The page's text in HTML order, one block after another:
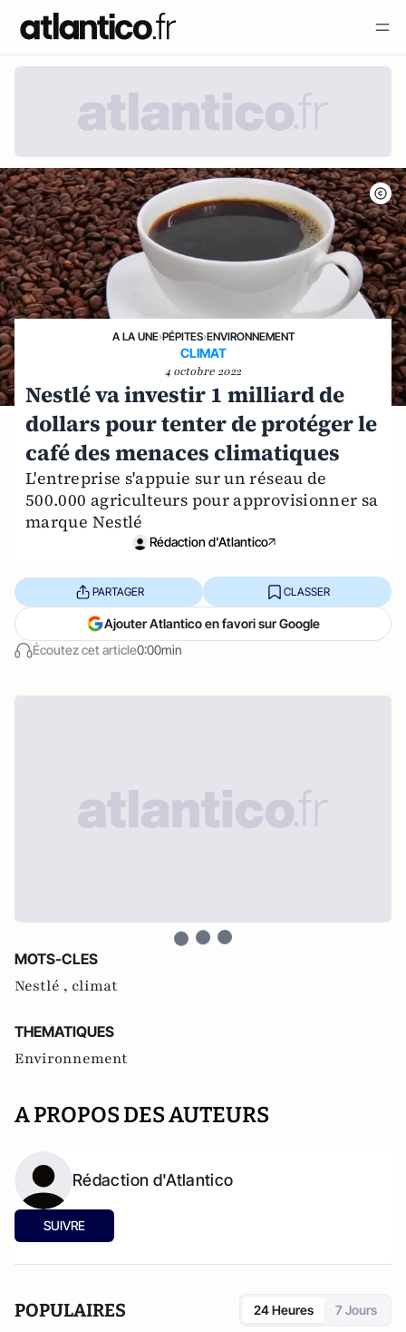
A LA UNE›PÉPITES›ENVIRONNEMENT
CLIMAT
4 octobre 2022
Nestlé va investir 1 milliard de
dollars pour tenter de protéger le
café des menaces climatiques
L'entreprise s'appuie sur un réseau de
500.000 agriculteurs pour approvisionner sa
marque Nestlé
Rédaction d'Atlantico
Écoutez cet article0:00min
PARTAGER CLASSER
Ajouter Atlantico en favori sur Google
MOTS-CLES
Nestlé , climat
THEMATIQUES
Environnement
A PROPOS DES AUTEURS
Rédaction d'Atlantico
SUIVRE
POPULAIRES 24 Heures 7 Jours